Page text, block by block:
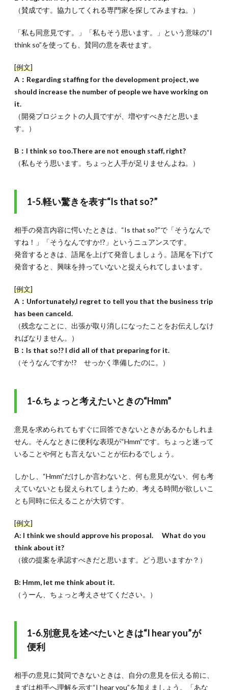
（賛成です。協力してくれる専門家を探してみますね。）
「私も同意見です。」「私もそう思います。」という意味の“I
think so”を使っても、賛同の意を表せます。
[例文]
A：Regarding staffing for the development project, we
should increase the number of people we have working on
it.
（開発プロジェクトの人員ですが、増やすべきだと思いま
す。）
B：I think so too.There are not enough staff, right?
（私もそう思います。ちょっと人手が足りませんよね。）
1-5.軽い驚きを表す“Is that so?”
相手の発言内容に愕いたときは、“Is that so?”で「そうなんで
すね！」「そうなんですか!?」というニュアンスです。
発音するときは、語尾を上げて発音しましょう。語尾を下げて
発音すると、興味を持っていないと捉えられてしまいます。
[例文]
A：Unfortunately,I regret to tell you that the business trip
has been canceld.
（残念なことに、出張が取り消しになったことをお伝えしなけ
ればなりません。）
B：Is that so!? I did all of that preparing for it.
（そうなんですか!? せっかく準備したのに。）
1-6.ちょっと考えたいときの“Hmm”
意見を求められてもすぐに回答できないときがあるかもしれま
せん。そんなときに便利な表現が“Hmm”です。ちょっと迷って
いることや何とも言えないことが伝わるでしょう。
しかし、“Hmm”だけしか言わないと、何も意見がない、何も考
えていないとも捉えられてしまうため、考える時間が欲しいこ
とも同時に伝えることが大切です。
[例文]
A: I think we should approve his proposal. What do you
think about it?
（彼の提案を承認すべきだと思います。どう思いますか？）
B: Hmm, let me think about it.
（うーん、ちょっと考えさせてください。）
1-6.別意見を述べたいときは“I hear you”が
便利
相手の意見に賛同できないときは、自分の意見を伝える前に、
まずは相手へ理解を示す“I hear you”を加えましょう。「あな